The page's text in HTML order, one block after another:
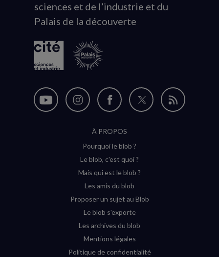
du
logo
sciences et de l’industrie et du
Palais de la découverte
Nous
Nous
Instagram
(nouvelle
Nous
sur
Facebook
(nouvelle
Nous
Flux
À PROPOS
Pourquoi le blob ?
Le blob, c'est quoi ?
Mais qui est le blob ?
Les amis du blob
Proposer un sujet au Blob
Le blob s'exporte
Les archives du blob
Mentions légales
Politique de confidentialité